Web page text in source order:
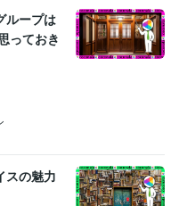
ループは
っておき
スの魅力